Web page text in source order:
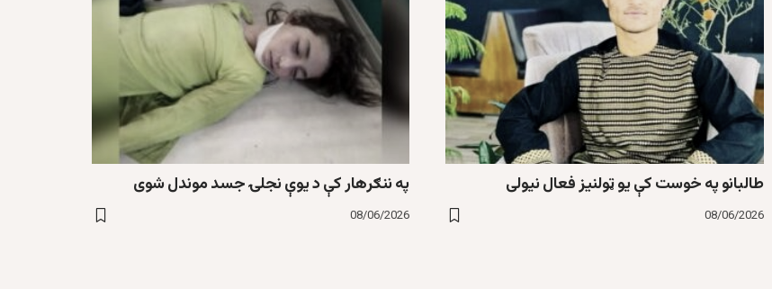
طالبانو په خوست کې یو ټولنیز فعال نیولی
08/06/2026
په ننګرهار کې د یوې نجلۍ جسد موندل شوی
08/06/2026